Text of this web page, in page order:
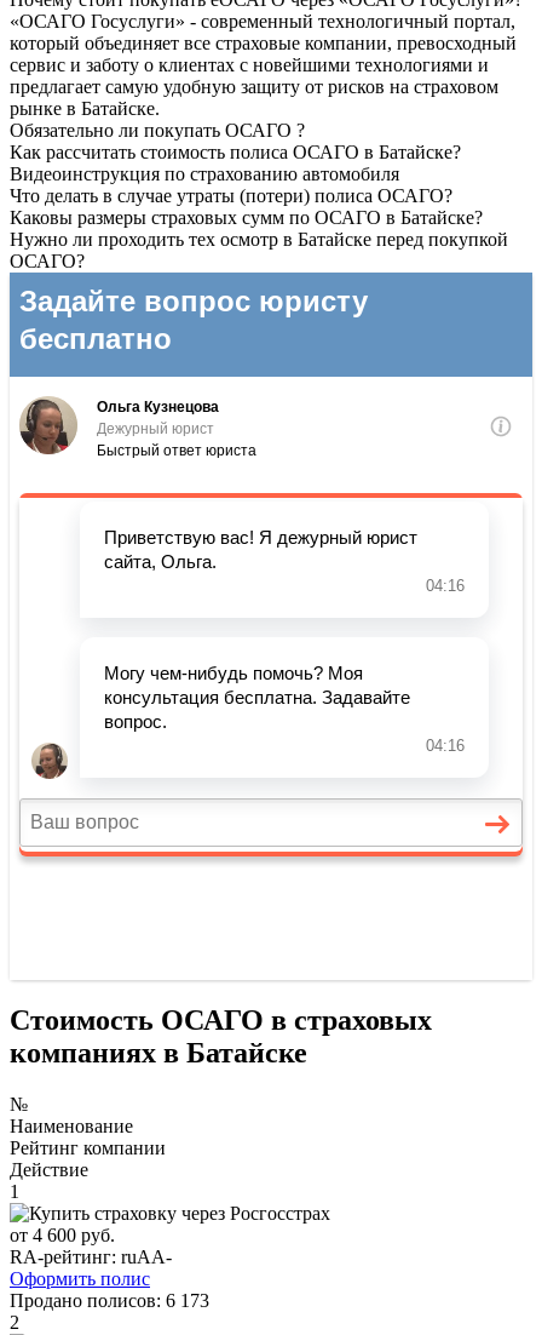
«ОСАГО Госуслуги» - современный технологичный портал,
который объединяет все страховые компании, превосходный
сервис и заботу о клиентах с новейшими технологиями и
предлагает самую удобную защиту от рисков на страховом
рынке в Батайске.
Обязательно ли покупать ОСАГО ?
Как рассчитать стоимость полиса ОСАГО в Батайске?
Видеоинструкция по страхованию автомобиля
Что делать в случае утраты (потери) полиса ОСАГО?
Каковы размеры страховых сумм по ОСАГО в Батайске?
Нужно ли проходить тех осмотр в Батайске перед покупкой
ОСАГО?
Стоимость ОСАГО в страховых
компаниях в Батайске
№
Наименование
Рейтинг компании
Действие
1
от 4 600 руб.
RA-рейтинг: ruAA-
Оформить полис
Продано полисов: 6 173
2